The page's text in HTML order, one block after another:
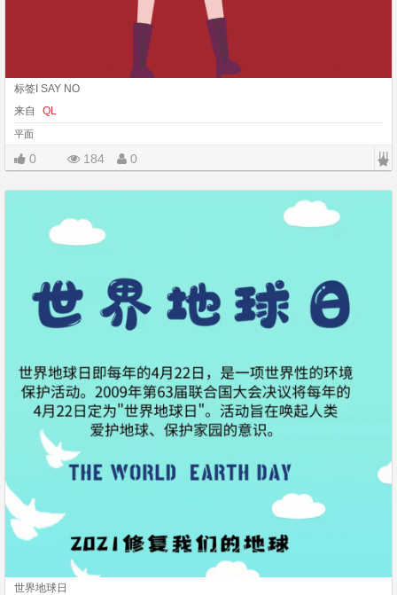
标签I SAY NO
来自
QL
平面
0 184 0 |||
世界地球日